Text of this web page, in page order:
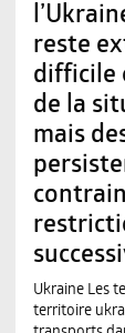
reste
difficile
de la
mais
Ukraine Les
territoire